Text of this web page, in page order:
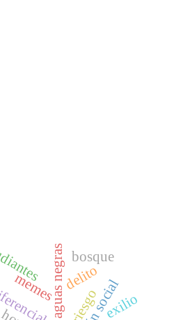
aguas negras
memes delito
bosque
exilio